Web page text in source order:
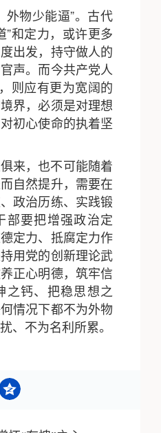
外物少能逼”。古代
”和定力，或许更多
出发，持守做人的
声。而今共产党人
则应有更为宽阔的
界，必须是对理想
初心使命的执着坚
来，也不可能随着
自然提升，需要在
政治历练、实践锻
部要把增强政治定
定力、抵腐定力作
用党的创新理论武
正心明德，筑牢信
之钙、把稳思想之
情况下都不为外物
、不为名利所累。